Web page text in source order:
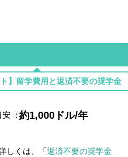
ト】留学費用と返済不要の奨学金
安 ：約1,000ドル/年
しくは、「返済不要の奨学金